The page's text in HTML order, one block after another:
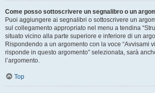
Come posso sottoscrivere un segnalibro o un
Puoi aggiungere ai segnalibri o sottoscrivere un
sul collegamento appropriato nel menu a tendina
situato vicino alla parte superiore e inferiore di un
Rispondendo a un argomento con la voce “Avvisami
risponde in questo argomento” selezionata, sarà
l’argomento.
Top